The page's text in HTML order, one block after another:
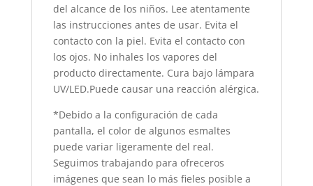
del alcance de los niños. Lee atentamente
las instrucciones antes de usar. Evita el
contacto con la piel. Evita el contacto con
los ojos. No inhales los vapores del
producto directamente. Cura bajo lámpara
UV/LED.Puede causar una reacción alérgica.
*Debido a la configuración de cada
pantalla, el color de algunos esmaltes
puede variar ligeramente del real.
Seguimos trabajando para ofreceros
imágenes que sean lo más fieles posible a